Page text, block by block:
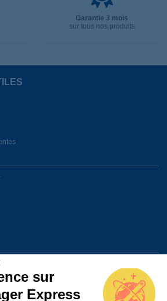
sur
Express
Garantie 3 mois
sur tous nos produits